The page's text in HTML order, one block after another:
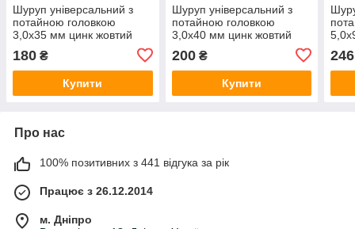
Шуруп універсальний з
потайною головкою
3,0х35 мм цинк жовтий
180 ₴
Купити
Шуруп універсальний з
потайною головкою
3,0х40 мм цинк жовтий
200₴
Купити
246
Про нас
100% позитивних з 441 відгука за рік
Працює з 26.12.2014
м. Дніпро